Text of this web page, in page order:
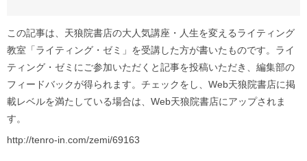
この記事は、天狼院書店の大人気講座・人生を変えるライティング
教室「ライティング・ゼミ」を受講した方が書いたものです。ライ
ティング・ゼミにご参加いただくと記事を投稿いただき、編集部の
フィードバックが得られます。チェックをし、Web天狼院書店に掲
載レベルを満たしている場合は、Web天狼院書店にアップされま
す。
http://tenro-in.com/zemi/69163